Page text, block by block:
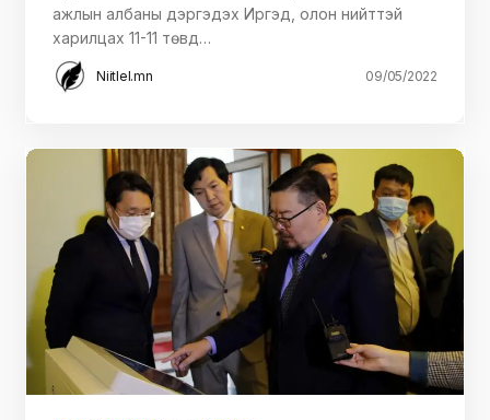
ажлын албаны дэргэдэх Иргэд, олон нийттэй
харилцах 11-11 төвд…
Niitlel.mn 09/05/2022